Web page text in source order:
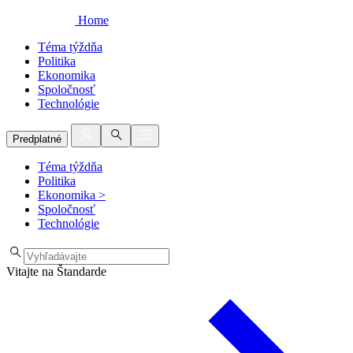
Home
Téma týždňa
Politika
Ekonomika
Spoločnosť
Technológie
Predplatné
Téma týždňa
Politika
Ekonomika >
Spoločnosť
Technológie
Vitajte na Štandarde